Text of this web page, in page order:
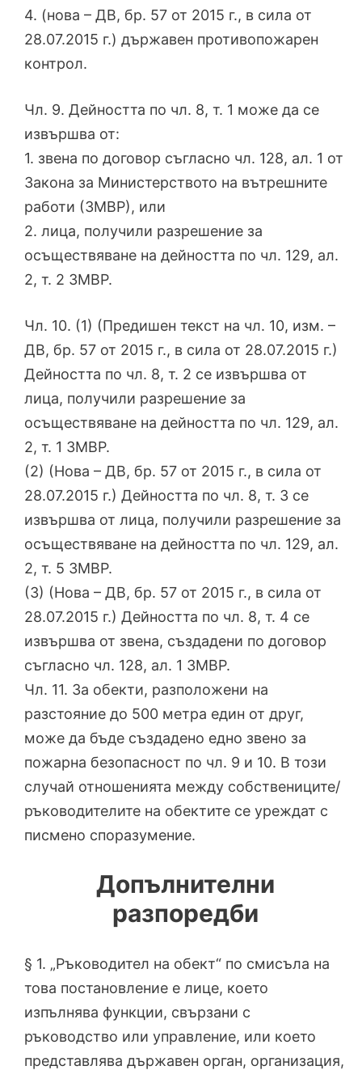
4. (нова – ДВ, бр. 57 от 2015 г., в сила от
28.07.2015 г.) държавен противопожарен
контрол.
Чл. 9. Дейността по чл. 8, т. 1 може да се
извършва от:
1. звена по договор съгласно чл. 128, ал. 1 от
Закона за Министерството на вътрешните
работи (ЗМВР), или
2. лица, получили разрешение за
осъществяване на дейността по чл. 129, ал.
2, т. 2 ЗМВР.
Чл. 10. (1) (Предишен текст на чл. 10, изм. –
ДВ, бр. 57 от 2015 г., в сила от 28.07.2015 г.)
Дейността по чл. 8, т. 2 се извършва от
лица, получили разрешение за
осъществяване на дейността по чл. 129, ал.
2, т. 1 ЗМВР.
(2) (Нова – ДВ, бр. 57 от 2015 г., в сила от
28.07.2015 г.) Дейността по чл. 8, т. 3 се
извършва от лица, получили разрешение за
осъществяване на дейността по чл. 129, ал.
2, т. 5 ЗМВР.
(3) (Нова – ДВ, бр. 57 от 2015 г., в сила от
28.07.2015 г.) Дейността по чл. 8, т. 4 се
извършва от звена, създадени по договор
съгласно чл. 128, ал. 1 ЗМВР.
Чл. 11. За обекти, разположени на
разстояние до 500 метра един от друг,
може да бъде създадено едно звено за
пожарна безопасност по чл. 9 и 10. В този
случай отношенията между собствениците/
ръководителите на обектите се уреждат с
писмено споразумение.
Допълнителни
разпоредби
§ 1. „Ръководител на обект“ по смисъла на
това постановление е лице, което
изпълнява функции, свързани с
ръководство или управление, или което
представлява държавен орган, организация,